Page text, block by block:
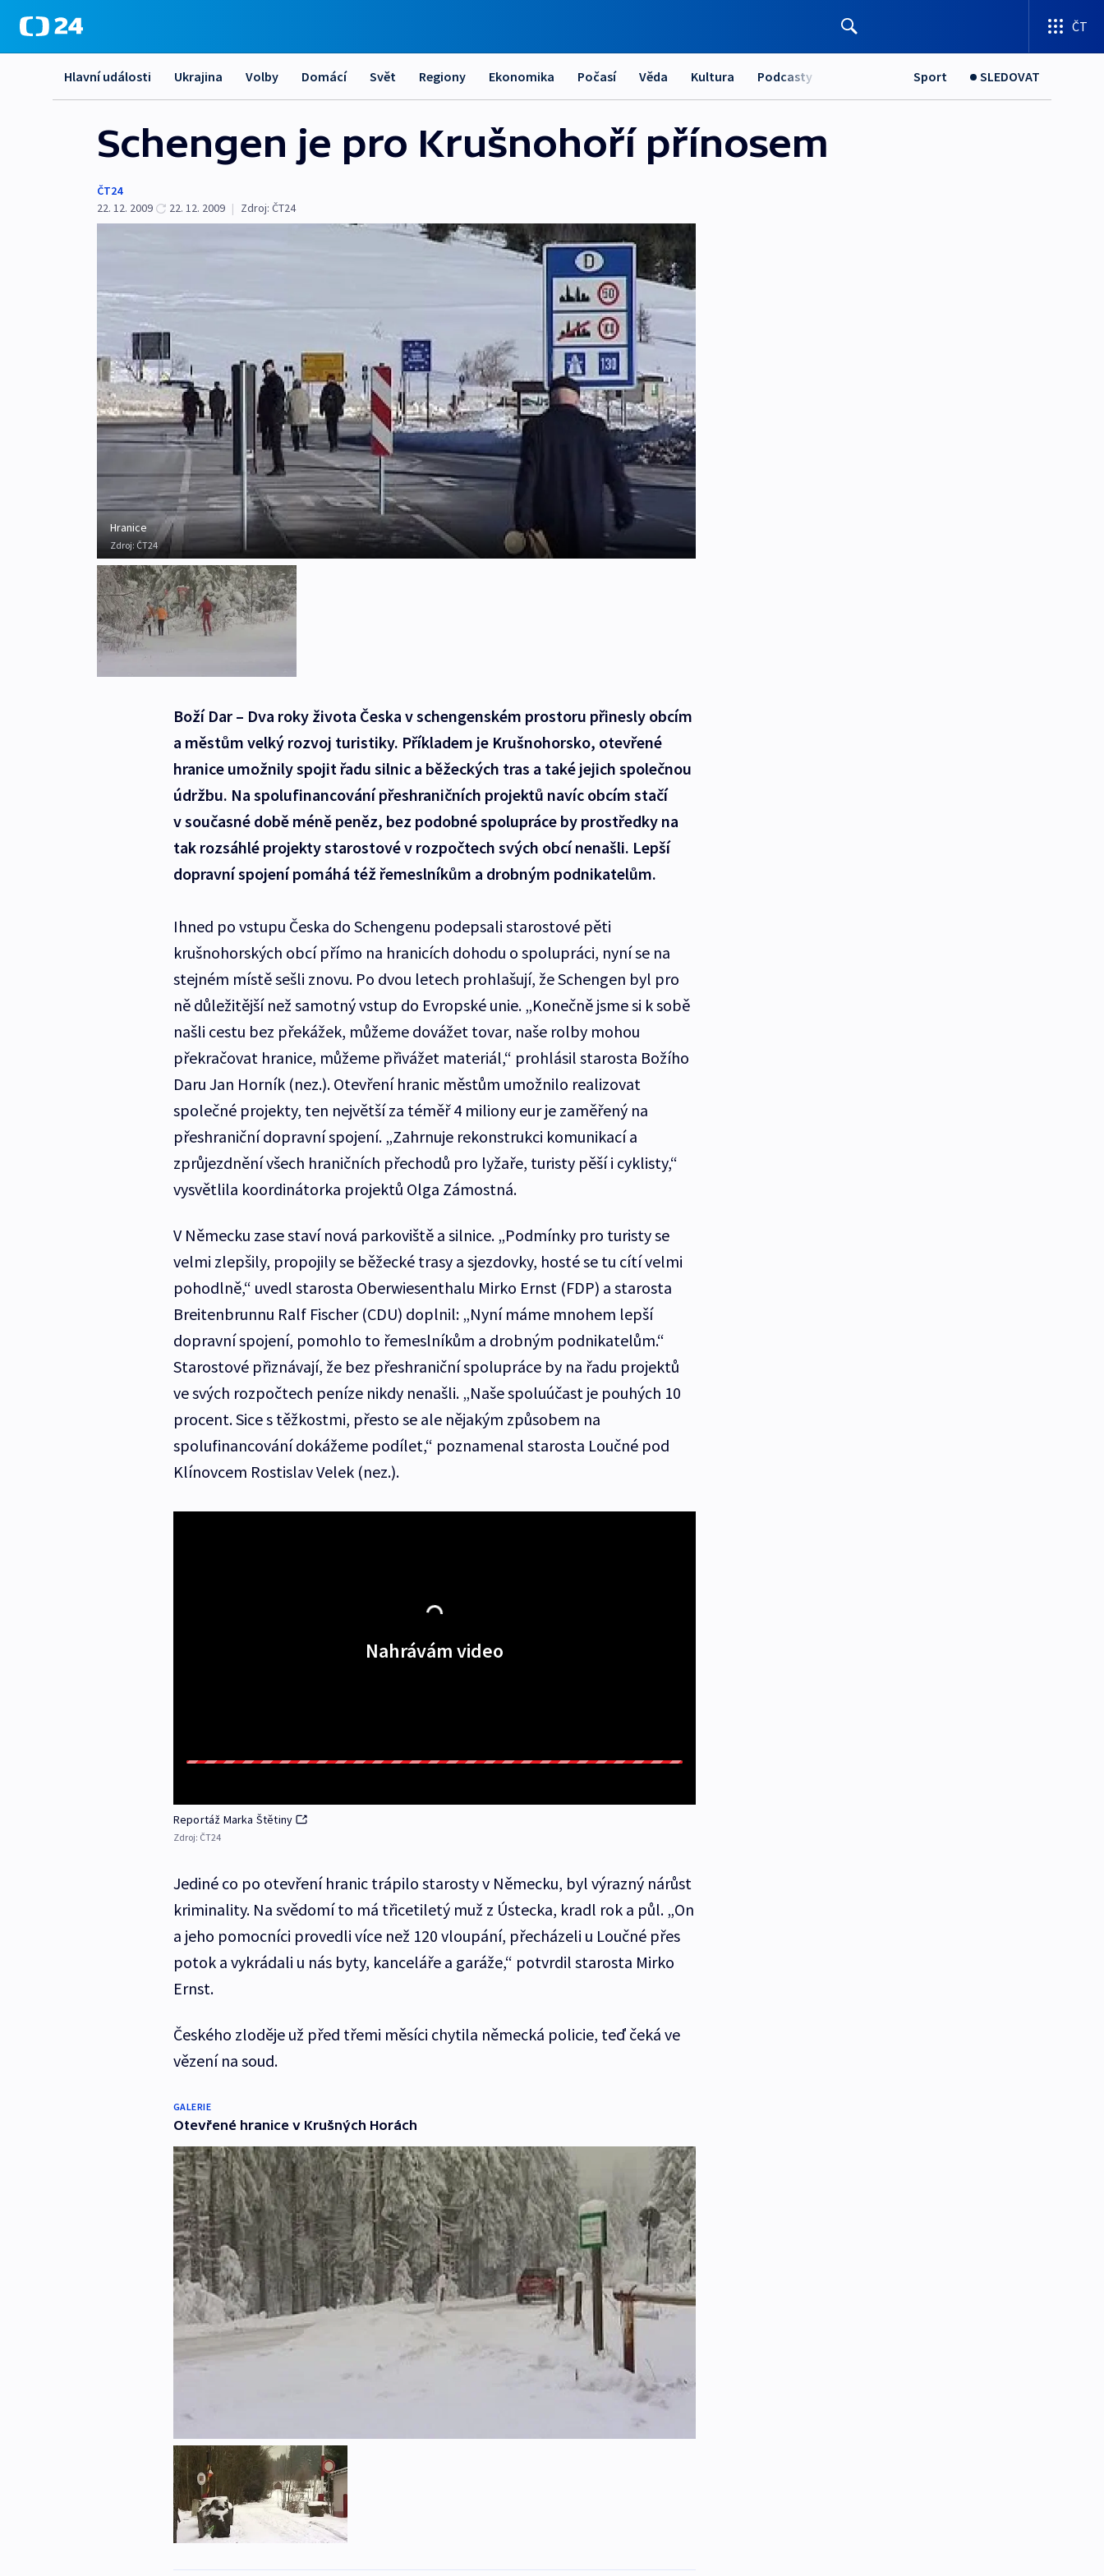
ČT
Hlavní události Ukrajina Volby Domácí Svět Regiony Ekonomika Počasí Věda Kultura Podcasty Sport SLEDOVAT
Schengen je pro Krušnohoří přínosem
ČT24
22. 12. 2009
22. 12. 2009 | Zdroj: ČT24
Hranice
Zdroj: ČT24
Boží Dar – Dva roky života Česka v schengenském prostoru přinesly obcím
a městům velký rozvoj turistiky. Příkladem je Krušnohorsko, otevřené
hranice umožnily spojit řadu silnic a běžeckých tras a také jejich společnou
údržbu. Na spolufinancování přeshraničních projektů navíc obcím stačí
v současné době méně peněz, bez podobné spolupráce by prostředky na
tak rozsáhlé projekty starostové v rozpočtech svých obcí nenašli. Lepší
dopravní spojení pomáhá též řemeslníkům a drobným podnikatelům.
Ihned po vstupu Česka do Schengenu podepsali starostové pěti
krušnohorských obcí přímo na hranicích dohodu o spolupráci, nyní se na
stejném místě sešli znovu. Po dvou letech prohlašují, že Schengen byl pro
ně důležitější než samotný vstup do Evropské unie. „Konečně jsme si k sobě
našli cestu bez překážek, můžeme dovážet tovar, naše rolby mohou
překračovat hranice, můžeme přivážet materiál,“ prohlásil starosta Božího
Daru Jan Horník (nez.). Otevření hranic městům umožnilo realizovat
společné projekty, ten největší za téměř 4 miliony eur je zaměřený na
přeshraniční dopravní spojení. „Zahrnuje rekonstrukci komunikací a
zprůjezdnění všech hraničních přechodů pro lyžaře, turisty pěší i cyklisty,“
vysvětlila koordinátorka projektů Olga Zámostná.
V Německu zase staví nová parkoviště a silnice. „Podmínky pro turisty se
velmi zlepšily, propojily se běžecké trasy a sjezdovky, hosté se tu cítí velmi
pohodlně,“ uvedl starosta Oberwiesenthalu Mirko Ernst (FDP) a starosta
Breitenbrunnu Ralf Fischer (CDU) doplnil: „Nyní máme mnohem lepší
dopravní spojení, pomohlo to řemeslníkům a drobným podnikatelům.“
Starostové přiznávají, že bez přeshraniční spolupráce by na řadu projektů
ve svých rozpočtech peníze nikdy nenašli. „Naše spoluúčast je pouhých 10
procent. Sice s těžkostmi, přesto se ale nějakým způsobem na
spolufinancování dokážeme podílet,“ poznamenal starosta Loučné pod
Klínovcem Rostislav Velek (nez.).
Nahrávám video
Reportáž Marka Štětiny
Zdroj: ČT24
Jediné co po otevření hranic trápilo starosty v Německu, byl výrazný nárůst
kriminality. Na svědomí to má třicetiletý muž z Ústecka, kradl rok a půl. „On
a jeho pomocníci provedli více než 120 vloupání, přecházeli u Loučné přes
potok a vykrádali u nás byty, kanceláře a garáže,“ potvrdil starosta Mirko
Ernst.
Českého zloděje už před třemi měsíci chytila německá policie, teď čeká ve
vězení na soud.
GALERIE
Otevřené hranice v Krušných Horách